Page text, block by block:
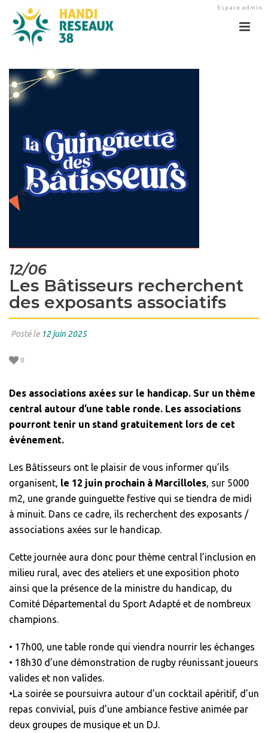
Espace admin
12/06
Les Bâtisseurs recherchent
des exposants associatifs
Posté le 12 juin 2025
0
Des associations axées sur le handicap. Sur un thème
central autour d’une table ronde. Les associations
pourront tenir un stand gratuitement lors de cet
événement.
Les Bâtisseurs ont le plaisir de vous informer qu’ils
organisent, le 12 juin prochain à Marcilloles, sur 5000
m2, une grande guinguette festive qui se tiendra de midi
à minuit. Dans ce cadre, ils recherchent des exposants /
associations axées sur le handicap.
Cette journée aura donc pour thème central l’inclusion en
milieu rural, avec des ateliers et une exposition photo
ainsi que la présence de la ministre du handicap, du
Comité Départemental du Sport Adapté et de nombreux
champions.
• 17h00, une table ronde qui viendra nourrir les échanges
• 18h30 d’une démonstration de rugby réunissant joueurs
valides et non valides.
•La soirée se poursuivra autour d’un cocktail apéritif, d’un
repas convivial, puis d’une ambiance festive animée par
deux groupes de musique et un DJ.